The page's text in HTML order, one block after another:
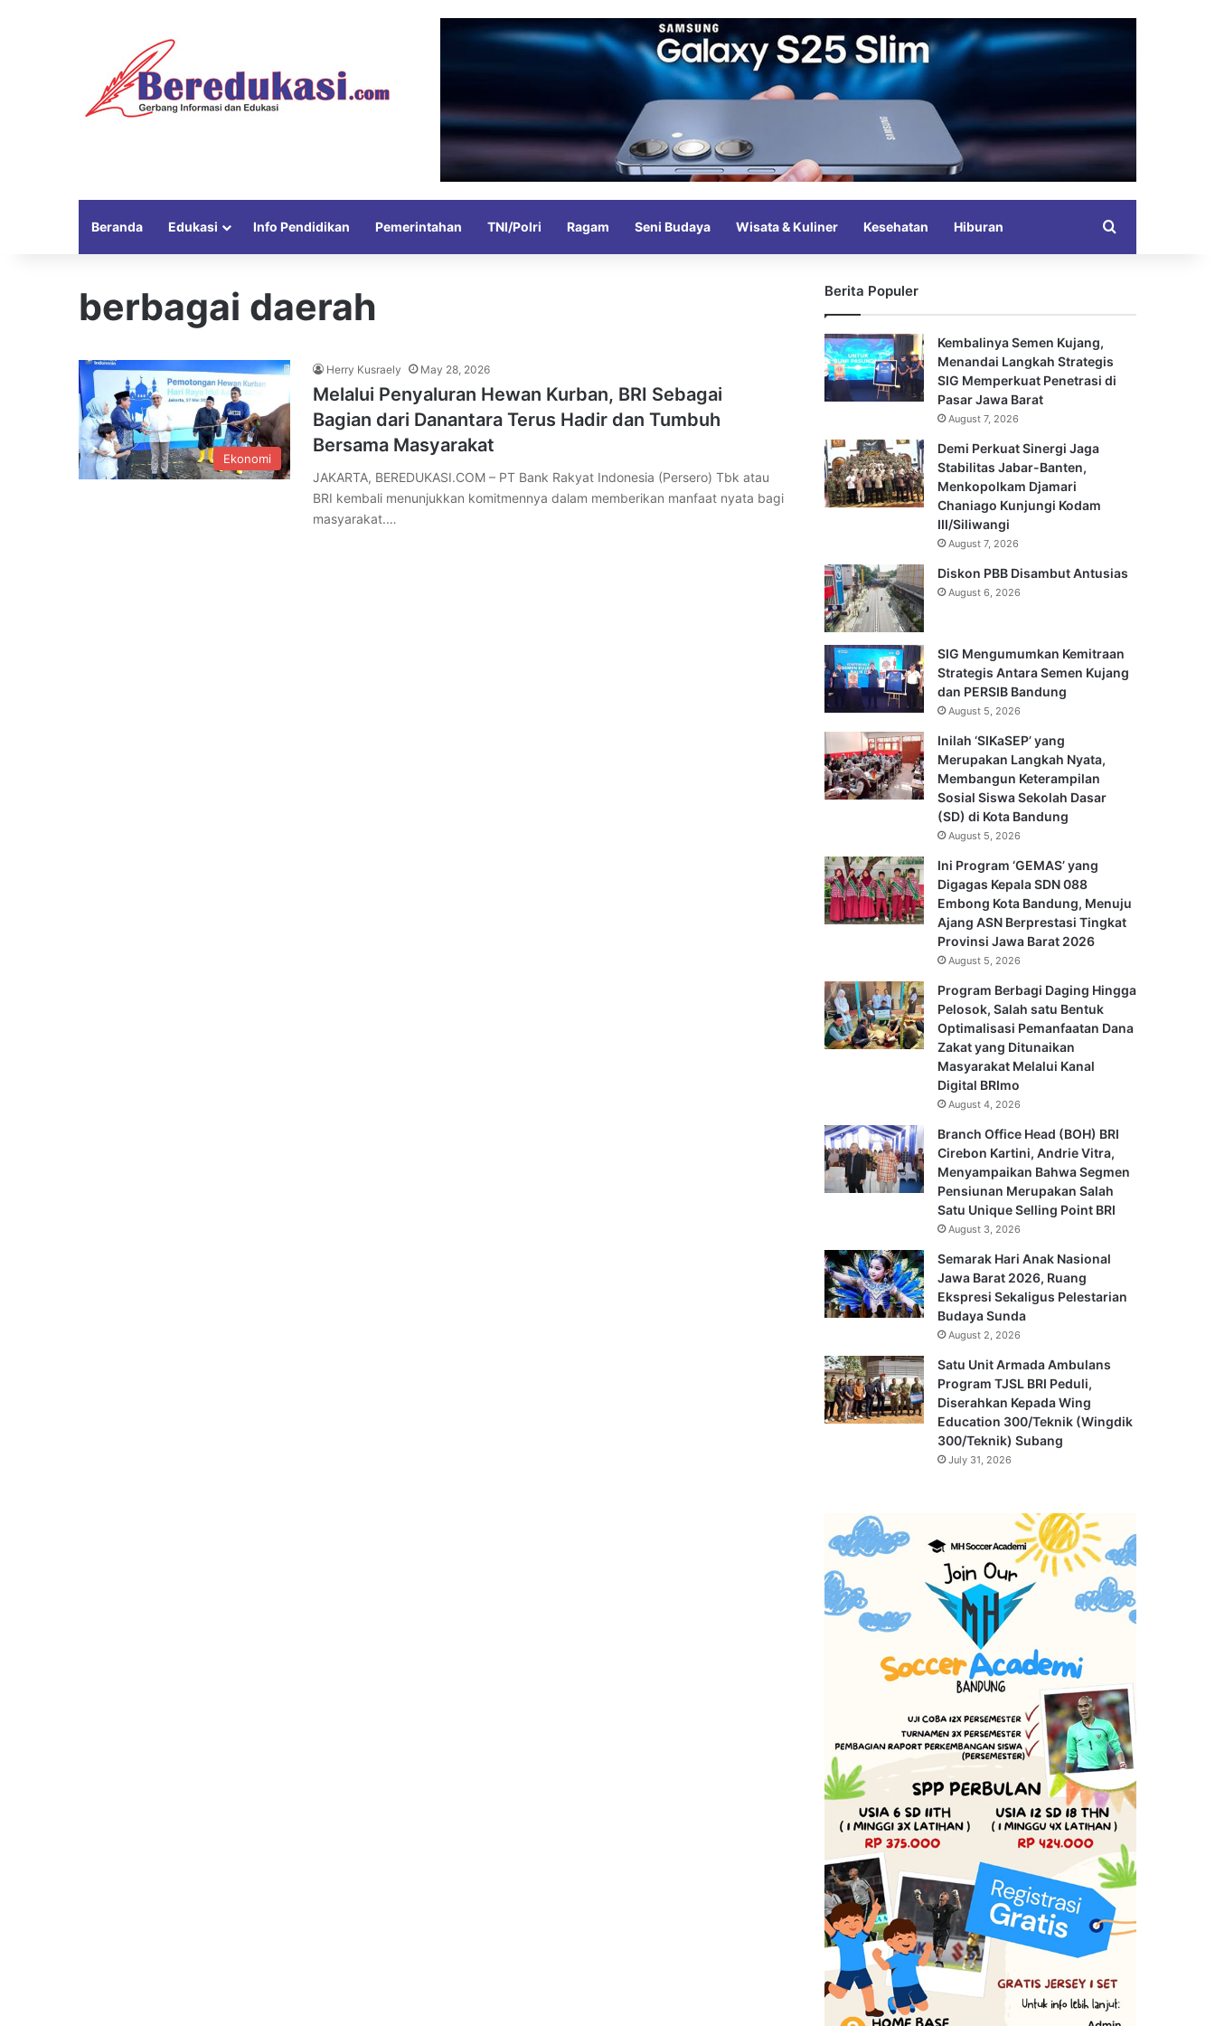
Beranda Edukasi Info Pendidikan Pemerintahan TNI/Polri Ragam Seni Budaya Wisata & Kuliner Kesehatan Hiburan
berbagai daerah
Ekonomi
Herry Kusraely May 28, 2026
Melalui Penyaluran Hewan Kurban, BRI Sebagai
Bagian dari Danantara Terus Hadir dan Tumbuh
Bersama Masyarakat
JAKARTA, BEREDUKASI.COM – PT Bank Rakyat Indonesia (Persero) Tbk atau
BRI kembali menunjukkan komitmennya dalam memberikan manfaat nyata bagi
masyarakat.…
Berita Populer
Kembalinya Semen Kujang,
Menandai Langkah Strategis
SIG Memperkuat Penetrasi di
Pasar Jawa Barat
August 7, 2026
Demi Perkuat Sinergi Jaga
Stabilitas Jabar-Banten,
Menkopolkam Djamari
Chaniago Kunjungi Kodam
III/Siliwangi
August 7, 2026
Diskon PBB Disambut Antusias
August 6, 2026
SIG Mengumumkan Kemitraan
Strategis Antara Semen Kujang
dan PERSIB Bandung
August 5, 2026
Inilah ‘SIKaSEP’ yang
Merupakan Langkah Nyata,
Membangun Keterampilan
Sosial Siswa Sekolah Dasar
(SD) di Kota Bandung
August 5, 2026
Ini Program ‘GEMAS’ yang
Digagas Kepala SDN 088
Embong Kota Bandung, Menuju
Ajang ASN Berprestasi Tingkat
Provinsi Jawa Barat 2026
August 5, 2026
Program Berbagi Daging Hingga
Pelosok, Salah satu Bentuk
Optimalisasi Pemanfaatan Dana
Zakat yang Ditunaikan
Masyarakat Melalui Kanal
Digital BRImo
August 4, 2026
Branch Office Head (BOH) BRI
Cirebon Kartini, Andrie Vitra,
Menyampaikan Bahwa Segmen
Pensiunan Merupakan Salah
Satu Unique Selling Point BRI
August 3, 2026
Semarak Hari Anak Nasional
Jawa Barat 2026, Ruang
Ekspresi Sekaligus Pelestarian
Budaya Sunda
August 2, 2026
Satu Unit Armada Ambulans
Program TJSL BRI Peduli,
Diserahkan Kepada Wing
Education 300/Teknik (Wingdik
300/Teknik) Subang
July 31, 2026